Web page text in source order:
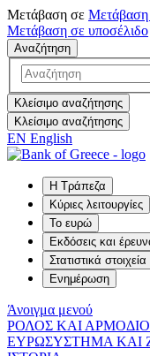
Μετάβαση σε Μετάβαση
Μετάβαση σε υποσέλιδο
Αναζήτηση
Κλείσιμο αναζήτησης
Κλείσιμο αναζήτησης
EN English
Η Τράπεζα
Κύριες λειτουργίες
Το ευρώ
Εκδόσεις και
Στατιστικά στοιχεία
Ενημέρωση
Άνοιγμα μενού
ΡΟΛΟΣ ΚΑΙ
ΕΥΡΩΣΥΣΤΗΜΑ ΚΑΙ